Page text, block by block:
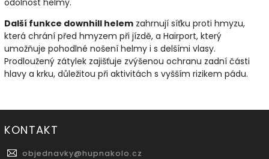
Další funkce downhill helem zahrnují síťku proti hmyzu,
která chrání před hmyzem při jízdě, a Hairport, který
umožňuje pohodlné nošení helmy i s delšími vlasy.
Prodloužený zátylek zajišťuje zvýšenou ochranu zadní části
hlavy a krku, důležitou při aktivitách s vyšším rizikem pádu.
KONTAKT
objednavky@hupnakolo.cz